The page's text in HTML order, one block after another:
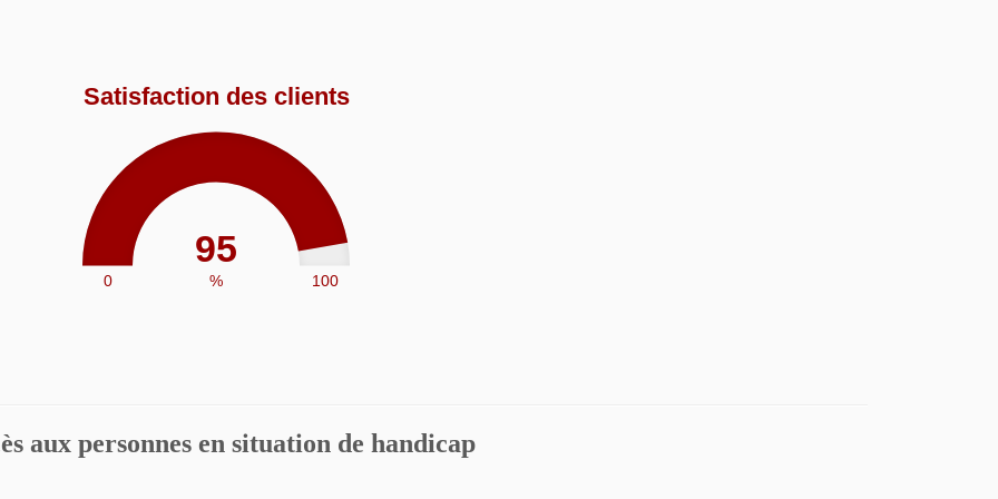
Satisfaction des clients
95
%
0 100
aux personnes en situation de handicap